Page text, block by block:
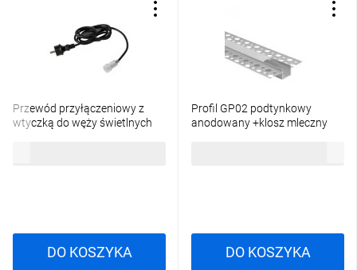
Przewód przyłączeniowy z
wtyczką do węży świetlnych
DO KOSZYKA
Profil GP02 podtynkowy
anodowany +klosz mleczny
DO KOSZYKA